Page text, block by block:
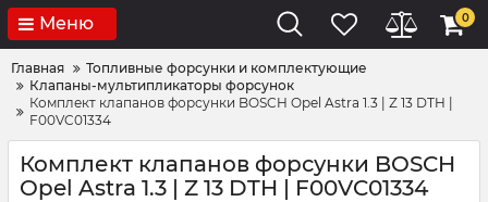
Меню 0
Главная
Топливные форсунки и комплектующие
Клапаны-мультипликаторы форсунок
Комплект клапанов форсунки BOSCH Opel Astra 1.3 | Z 13 DTH |
F00VC01334
Комплект клапанов форсунки BOSCH
Opel Astra 1.3 | Z 13 DTH | F00VC01334